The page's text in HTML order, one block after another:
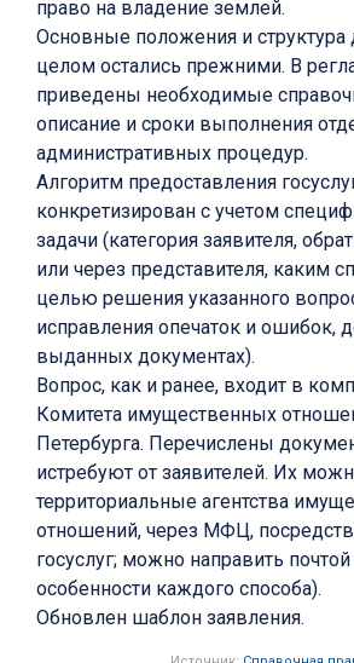
право на владение землей.
Основные положения и структура
целом остались прежними. В
приведены необходимые
описание и сроки выполнения
административных процедур.
Алгоритм предоставления
конкретизирован с учетом
задачи (категория заявителя,
или через представителя, каким
целью решения указанного
исправления опечаток и ошибок,
выданных документах).
Вопрос, как и ранее, входит в
Комитета имущественных
Петербурга. Перечислены
истребуют от заявителей. Их
территориальные агентства
отношений, через МФЦ,
госуслуг; можно направить
особенности каждого способа).
Обновлен шаблон заявления.